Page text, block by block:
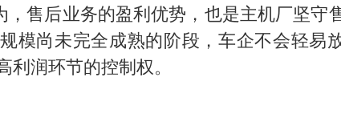
，售后业务的盈利优势，也是主机厂坚守
模尚未完全成熟的阶段，车企不会轻易
润环节的控制权。